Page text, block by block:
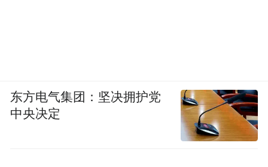
东方电气集团：坚决拥护党
中央决定